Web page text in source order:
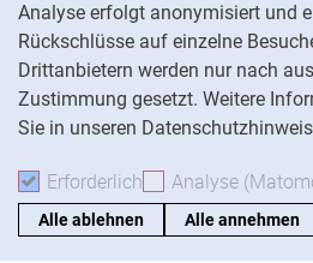
Analyse erfolgt anonymisiert und
Rückschlüsse auf einzelne
Drittanbietern werden nur nach
Zustimmung gesetzt. Weitere
Sie in unseren
Erforderlich Erforderliche
Analyse
Alle ablehnen Alle annehmen
Gibt es einen freien Willen?
Luther und Erasmus
Wintersemeste 2008/2009
Christliche Ethik
Einführung in die